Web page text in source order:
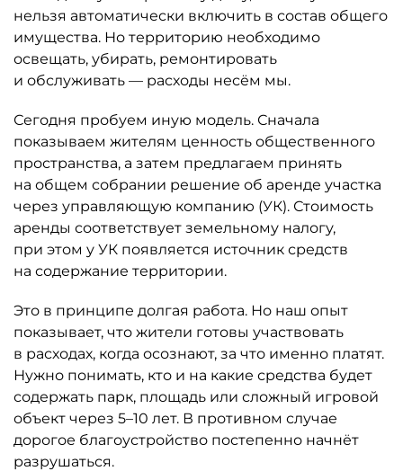
нельзя автоматически включить в состав общего
имущества. Но территорию необходимо
освещать, убирать, ремонтировать
и обслуживать — расходы несём мы.
Сегодня пробуем иную модель. Сначала
показываем жителям ценность общественного
пространства, а затем предлагаем принять
на общем собрании решение об аренде участ­ка
через управля­ющую компанию (УК). Стоимость
аренды соответствует земельному налогу,
при этом у УК появляется источник средств
на содержание территории.
Это в принципе долгая работа. Но наш опыт
показывает, что жители готовы участвовать
в расходах, когда осознают, за что именно платят.
Нужно понимать, кто и на какие средства будет
содержать парк, площадь или сложный игровой
объект через 5–10 лет. В противном случае
дорогое благоустройство постепенно начнёт
разрушаться.